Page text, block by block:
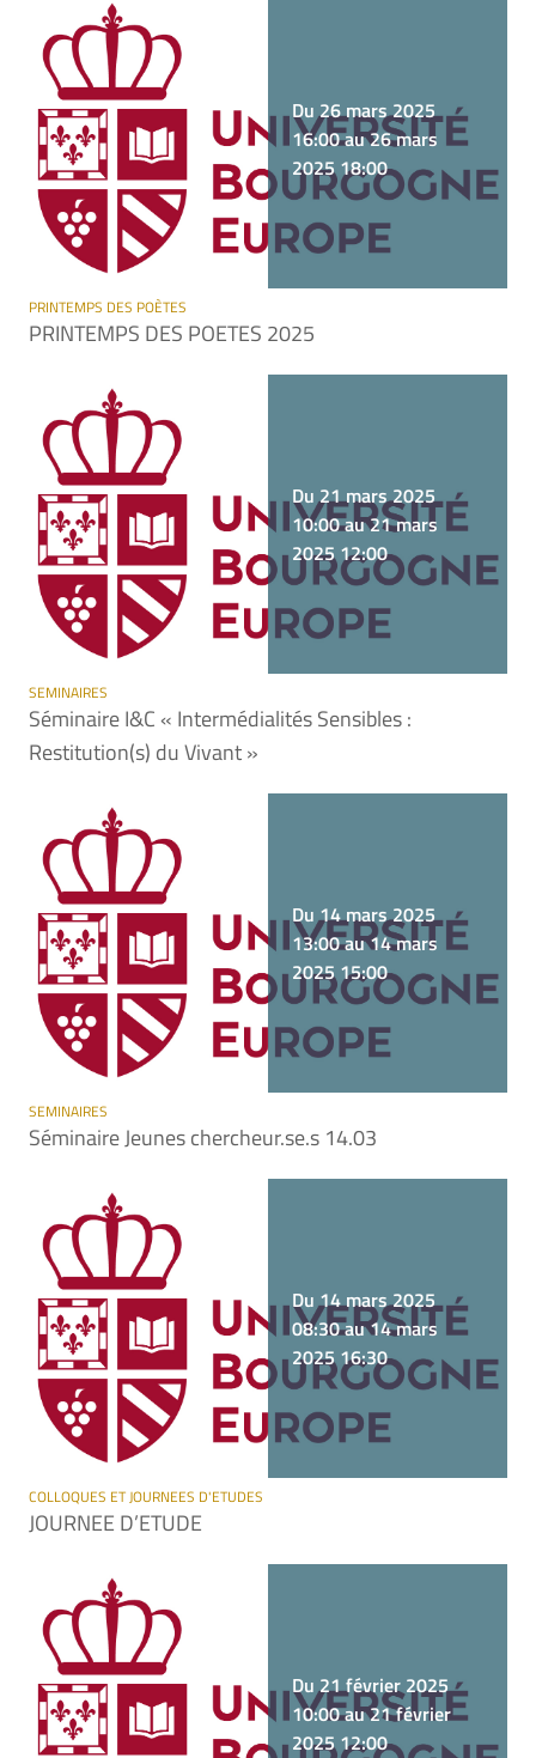
Du 26 mars 2025
16:00 au 26 mars
2025 18:00
PRINTEMPS DES POÈTES
PRINTEMPS DES POETES 2025
Du 21 mars 2025
10:00 au 21 mars
2025 12:00
SEMINAIRES
Séminaire I&C « Intermédialités Sensibles :
Restitution(s) du Vivant »
Du 14 mars 2025
13:00 au 14 mars
2025 15:00
SEMINAIRES
Séminaire Jeunes chercheur.se.s 14.03
Du 14 mars 2025
08:30 au 14 mars
2025 16:30
COLLOQUES ET JOURNEES D'ETUDES
JOURNEE D’ETUDE
Du 21 février 2025
10:00 au 21 février
2025 12:00